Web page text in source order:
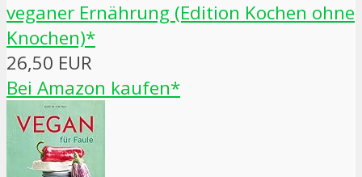
veganer Ernährung (Edition Kochen ohne
Knochen)*
26,50 EUR
Bei Amazon kaufen*